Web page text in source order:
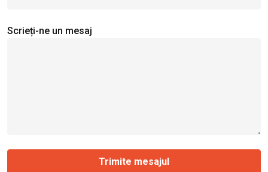
Scrieți-ne un mesaj
Trimite mesajul